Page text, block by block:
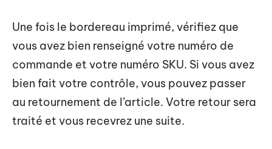
Une fois le bordereau imprimé, vérifiez que
vous avez bien renseigné votre numéro de
commande et votre numéro SKU. Si vous avez
bien fait votre contrôle, vous pouvez passer
au retournement de l’article. Votre retour sera
traité et vous recevrez une suite.